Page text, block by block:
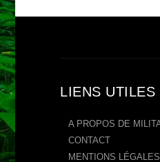
LIENS UTILES
A PROPOS DE
CONTACT
MENTIONS LÉGALES